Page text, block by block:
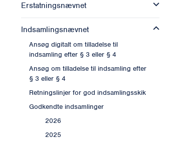
Erstatningsnævnet
Indsamlingsnævnet
Ansøg digitalt om tilladelse til
indsamling efter § 3 eller § 4
Ansøg om tilladelse til indsamling efter
§ 3 eller § 4
Retningslinjer for god indsamlingsskik
Godkendte indsamlinger
2026
2025